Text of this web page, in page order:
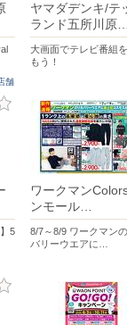
舗
ヤマダデンキ/テ
ランド五所川原
大画面でテレビ番組
もう！
5
ワークマン
ンモール…
8/7～8/9 ワークマン
バリーウエアに…